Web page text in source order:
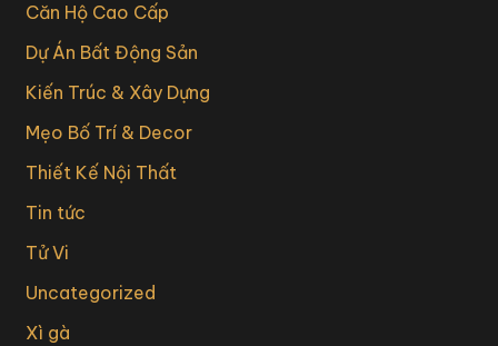
Căn Hộ Cao Cấp
Dự Án Bất Động Sản
Kiến Trúc & Xây Dựng
Mẹo Bố Trí & Decor
Thiết Kế Nội Thất
Tin tức
Tử Vi
Uncategorized
Xì gà